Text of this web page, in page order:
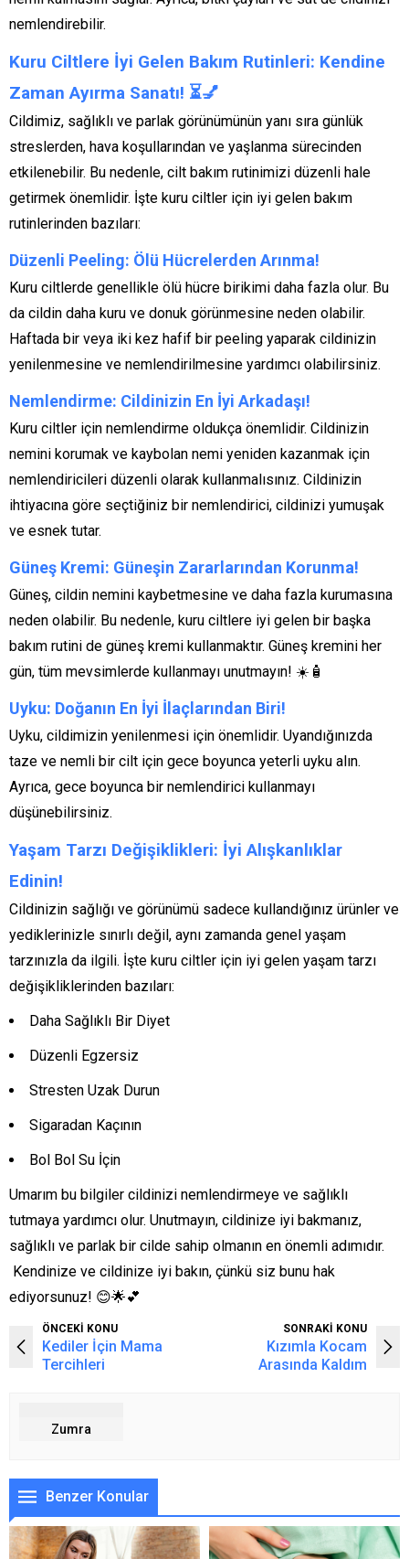
nemlendirebilir.
Kuru Ciltlere İyi Gelen Bakım Rutinleri: Kendine
Zaman Ayırma Sanatı! ⏳💅
Cildimiz, sağlıklı ve parlak görünümünün yanı sıra günlük
streslerden, hava koşullarından ve yaşlanma sürecinden
etkilenebilir. Bu nedenle, cilt bakım rutinimizi düzenli hale
getirmek önemlidir. İşte kuru ciltler için iyi gelen bakım
rutinlerinden bazıları:
Düzenli Peeling: Ölü Hücrelerden Arınma!
Kuru ciltlerde genellikle ölü hücre birikimi daha fazla olur. Bu
da cildin daha kuru ve donuk görünmesine neden olabilir.
Haftada bir veya iki kez hafif bir peeling yaparak cildinizin
yenilenmesine ve nemlendirilmesine yardımcı olabilirsiniz.
Nemlendirme: Cildinizin En İyi Arkadaşı!
Kuru ciltler için nemlendirme oldukça önemlidir. Cildinizin
nemini korumak ve kaybolan nemi yeniden kazanmak için
nemlendiricileri düzenli olarak kullanmalısınız. Cildinizin
ihtiyacına göre seçtiğiniz bir nemlendirici, cildinizi yumuşak
ve esnek tutar.
Güneş Kremi: Güneşin Zararlarından Korunma!
Güneş, cildin nemini kaybetmesine ve daha fazla kurumasına
neden olabilir. Bu nedenle, kuru ciltlere iyi gelen bir başka
bakım rutini de güneş kremi kullanmaktır. Güneş kremini her
gün, tüm mevsimlerde kullanmayı unutmayın! ☀️🧴
Uyku: Doğanın En İyi İlaçlarından Biri!
Uyku, cildimizin yenilenmesi için önemlidir. Uyandığınızda
taze ve nemli bir cilt için gece boyunca yeterli uyku alın.
Ayrıca, gece boyunca bir nemlendirici kullanmayı
düşünebilirsiniz.
Yaşam Tarzı Değişiklikleri: İyi Alışkanlıklar
Edinin!
Cildinizin sağlığı ve görünümü sadece kullandığınız ürünler ve
yediklerinizle sınırlı değil, aynı zamanda genel yaşam
tarzınızla da ilgili. İşte kuru ciltler için iyi gelen yaşam tarzı
değişikliklerinden bazıları:
Daha Sağlıklı Bir Diyet
Düzenli Egzersiz
Stresten Uzak Durun
Sigaradan Kaçının
Bol Bol Su İçin
Umarım bu bilgiler cildinizi nemlendirmeye ve sağlıklı
tutmaya yardımcı olur. Unutmayın, cildinize iyi bakmanız,
sağlıklı ve parlak bir cilde sahip olmanın en önemli adımıdır.
Kendinize ve cildinize iyi bakın, çünkü siz bunu hak
ediyorsunuz! 😊🌟💕
ÖNCEKİ KONU
Kediler İçin Mama
Tercihleri
SONRAKİ KONU
Kızımla Kocam
Arasında Kaldım
Zumra
Benzer Konular